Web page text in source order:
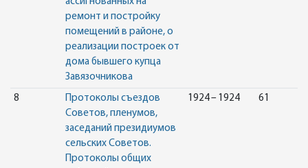
ремонт и постройку
помещений в районе, о
реализации построек от
дома бывшего купца
Завязочникова
8
Протоколы съездов
Советов, пленумов,
заседаний президиумов
сельских Советов.
Протоколы общих
1924 – 1924 61